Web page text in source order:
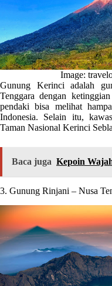
Image:
Gunung Kerinci adalah
Tenggara dengan
pendaki bisa melihat
Indonesia. Selain itu,
Taman Nasional Kerinci
Baca juga Kepoin
3. Gunung Rinjani – Nusa